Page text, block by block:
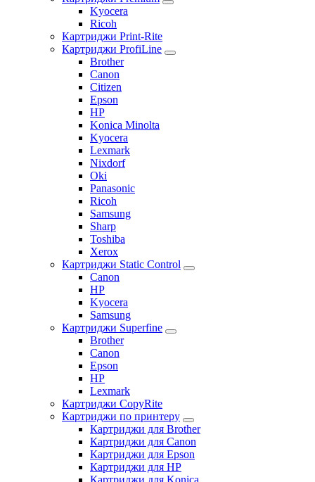
Kyocera
Ricoh
Картриджи Print-Rite
Картриджи ProfiLine
Brother
Canon
Citizen
Epson
HP
Konica Minolta
Kyocera
Lexmark
Nixdorf
Oki
Panasonic
Ricoh
Samsung
Sharp
Toshiba
Xerox
Картриджи Static Control
Canon
HP
Kyocera
Samsung
Картриджи Superfine
Brother
Canon
Epson
HP
Lexmark
Картриджи CopyRite
Картриджи по принтеру
Картриджи для Brother
Картриджи для Canon
Картриджи для Epson
Картриджи для HP
Картриджи для Konica